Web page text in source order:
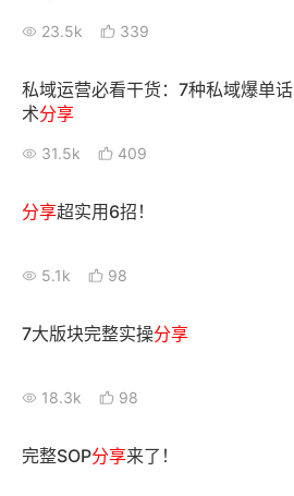
私域课程
增长俱乐部
增长俱乐部
入驻有赞
认证服务商
23.5k 339
私域运营必看干货：7种私域爆单话
术分享
31.5k 409
分享超实用6招！
5.1k 98
7大版块完整实操分享
18.3k 98
完整SOP分享来了！